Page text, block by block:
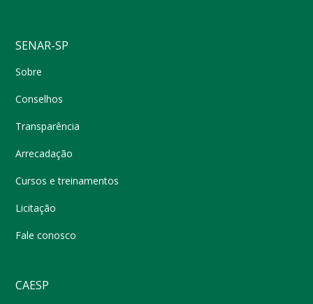
SENAR-SP
Sobre
Conselhos
Transparência
Arrecadação
Cursos e treinamentos
Licitação
Fale conosco
CAESP